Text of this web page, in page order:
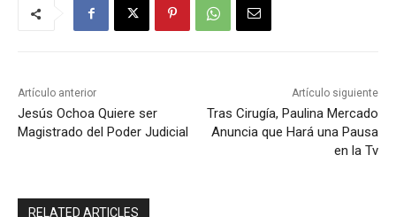
Artículo anterior
Jesús Ochoa Quiere ser
Magistrado del Poder Judicial
Artículo siguiente
Tras Cirugía, Paulina Mercado
Anuncia que Hará una Pausa
en la Tv
RELATED ARTICLES